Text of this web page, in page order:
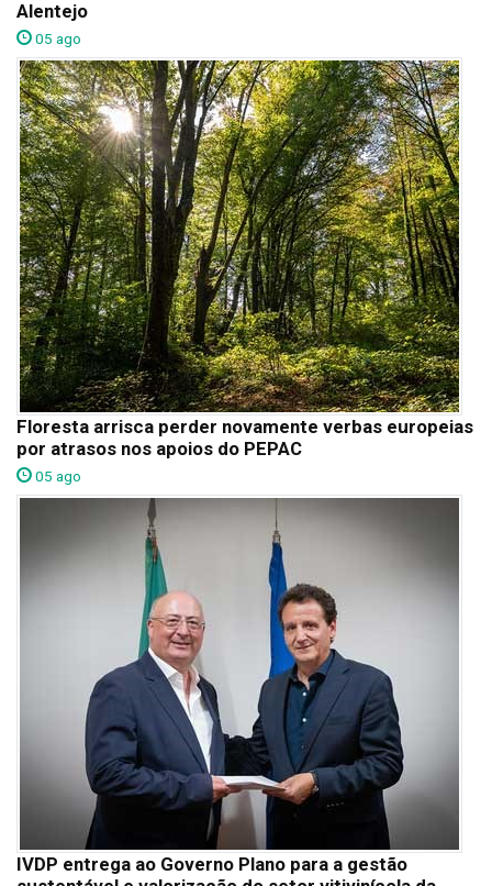
Alentejo
05 ago
Floresta arrisca perder novamente verbas europeias
por atrasos nos apoios do PEPAC
05 ago
IVDP entrega ao Governo Plano para a gestão